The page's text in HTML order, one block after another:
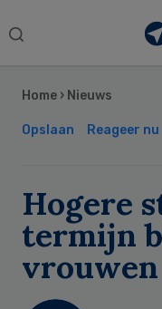
Search
Home › Nieuws
Opslaan Reageer nu
Hogere
termijn
Sidebar